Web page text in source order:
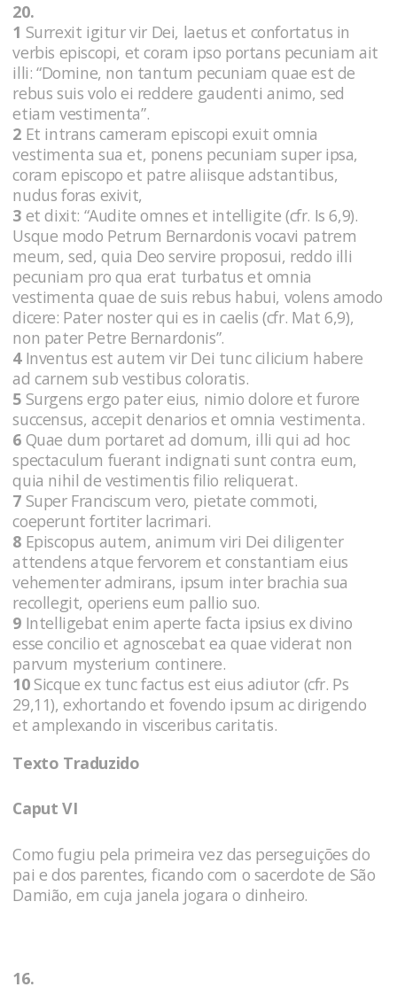
20.
1 Surrexit igitur vir Dei, laetus et confortatus in
verbis episcopi, et coram ipso portans pecuniam ait
illi: “Domine, non tantum pecuniam quae est de
rebus suis volo ei reddere gaudenti animo, sed
etiam vestimenta”.
2 Et intrans cameram episcopi exuit omnia
vestimenta sua et, ponens pecuniam super ipsa,
coram episcopo et patre aliisque adstantibus,
nudus foras exivit,
3 et dixit: “Audite omnes et intelligite (cfr. Is 6,9).
Usque modo Petrum Bernardonis vocavi patrem
meum, sed, quia Deo servire proposui, reddo illi
pecuniam pro qua erat turbatus et omnia
vestimenta quae de suis rebus habui, volens amodo
dicere: Pater noster qui es in caelis (cfr. Mat 6,9),
non pater Petre Bernardonis”.
4Inventus est autem vir Dei tunc cilicium habere
ad carnem sub vestibus coloratis.
5 Surgens ergo pater eius, nimio dolore et furore
succensus, accepit denarios et omnia vestimenta.
6 Quae dum portaret ad domum, illi qui ad hoc
spectaculum fuerant indignati sunt contra eum,
quia nihil de vestimentis filio reliquerat.
7 Super Franciscum vero, pietate commoti,
coeperunt fortiter lacrimari.
8 Episcopus autem, animum viri Dei diligenter
attendens atque fervorem et constantiam eius
vehementer admirans, ipsum inter brachia sua
recollegit, operiens eum pallio suo.
9 Intelligebat enim aperte facta ipsius ex divino
esse concilio et agnoscebat ea quae viderat non
parvum mysterium continere.
10Sicque ex tunc factus est eius adiutor (cfr. Ps
29,11), exhortando et fovendo ipsum ac dirigendo
et amplexando in visceribus caritatis.
Texto Traduzido
Caput VI
Como fugiu pela primeira vez das perseguições do
pai e dos parentes, ficando com o sacerdote de São
Damião, em cuja janela jogara o dinheiro.
16.